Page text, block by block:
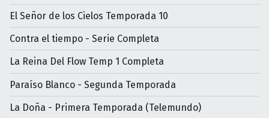
El Señor de los Cielos Temporada 10
Contra el tiempo - Serie Completa
La Reina Del Flow Temp 1 Completa
Paraíso Blanco - Segunda Temporada
La Doña - Primera Temporada (Telemundo)